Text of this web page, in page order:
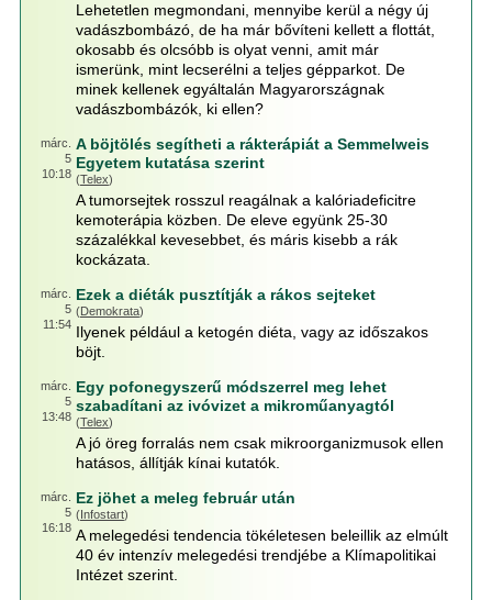
Lehetetlen megmondani, mennyibe kerül a négy új
vadászbombázó, de ha már bővíteni kellett a flottát,
okosabb és olcsóbb is olyat venni, amit már
ismerünk, mint lecserélni a teljes gépparkot. De
minek kellenek egyáltalán Magyarországnak
vadászbombázók, ki ellen?
márc.
5
10:18
A böjtölés segítheti a rákterápiát a Semmelweis
Egyetem kutatása szerint
(Telex)
A tumorsejtek rosszul reagálnak a kalóriadeficitre
kemoterápia közben. De eleve együnk 25-30
százalékkal kevesebbet, és máris kisebb a rák
kockázata.
márc.
5
11:54
Ezek a diéták pusztítják a rákos sejteket
(Demokrata)
Ilyenek például a ketogén diéta, vagy az időszakos
böjt.
márc.
5
13:48
Egy pofonegyszerű módszerrel meg lehet
szabadítani az ivóvizet a mikroműanyagtól
(Telex)
A jó öreg forralás nem csak mikroorganizmusok ellen
hatásos, állítják kínai kutatók.
márc.
5
16:18
Ez jöhet a meleg február után
(Infostart)
A melegedési tendencia tökéletesen beleillik az elmúlt
40 év intenzív melegedési trendjébe a Klímapolitikai
Intézet szerint.